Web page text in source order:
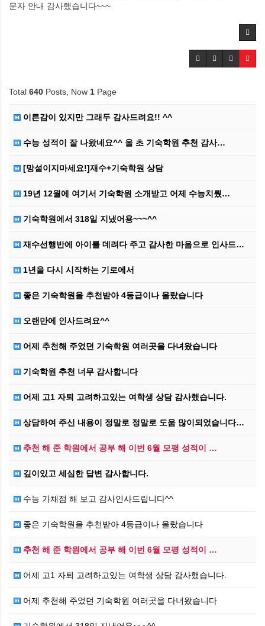
문자 안내 감사했습니다~~~
Total 640 Posts, Now 1 Page
이른감이 있지만 그래두 감사드려요!! ^^
수능 성적이 잘 나왔네요^^ 올 초 기숙학원 추천 감사…
[망설이지마세요!]재수+기숙학원 상담
19년 12월에 여기서 기숙학원 소개받고 어제 수능치뤘…
기숙학원에서 318일 지냈어용~~~^^
재수선행반에 아이를 데려다 주고 감사한 마음으로 인사드…
1년을 다시 시작하는 기로에서
좋은 기숙학원을 추천받아 4등급이나 올랐습니다
오랜만에 인사드려요^^
어제 추천해 주었던 기숙학원 여러곳을 다녀왔습니다
기숙학원 추천 너무 감사합니다
어제 고1 자퇴 고려하고있는 여학생 상담 감사했습니다.
상담하여 주신 내용이 정말로 정말로 도움 많이되었습니다…
추천 해 준 학원에서 공부 해 이번 6월 모평 성적이 …
깊이있고 세심한 답변 감사합니다.
수능 가채점 해 보고 감사인사드립니다^^
좋은 기숙학원을 추천받아 4등급이나 올랐습니다
추천 해 준 학원에서 공부 해 이번 6월 모평 성적이 …
어제 고1 자퇴 고려하고있는 여학생 상담 감사했습니다.
어제 추천해 주었던 기숙학원 여러곳을 다녀왔습니다